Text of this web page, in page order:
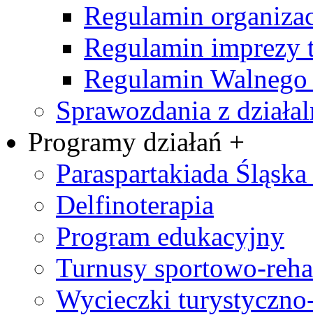
Regulamin
Regulamin
Regulamin
Sprawozdania z
Programy działań +
Paraspartakiada
Delfinoterapia
Program edukacyjny
Turnusy sportowo-
Wycieczki